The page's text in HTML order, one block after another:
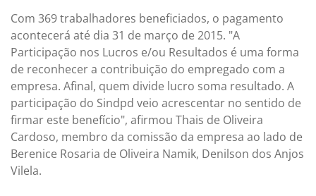
Com 369 trabalhadores beneficiados, o pagamento
acontecerá até dia 31 de março de 2015. "A
Participação nos Lucros e/ou Resultados é uma forma
de reconhecer a contribuição do empregado com a
empresa. Afinal, quem divide lucro soma resultado. A
participação do Sindpd veio acrescentar no sentido de
firmar este benefício", afirmou Thais de Oliveira
Cardoso, membro da comissão da empresa ao lado de
Berenice Rosaria de Oliveira Namik, Denilson dos Anjos
Vilela.